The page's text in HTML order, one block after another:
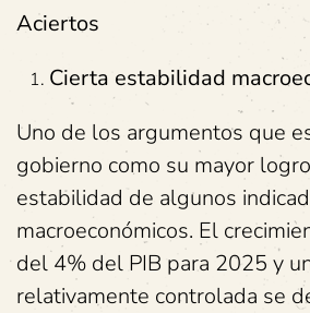
Aciertos
Cierta estabilidad
Uno de los argumentos que
gobierno como su mayor
estabilidad de algunos
macroeconómicos. El
del 4% del PIB para 2025 y
relativamente controlada se